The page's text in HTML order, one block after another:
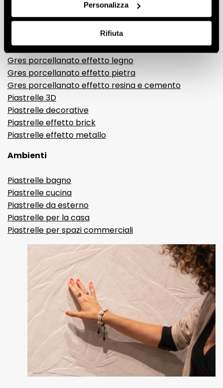
Personalizza
Rifiuta
Effetti
Gres porcellanato effetto marmo
Gres porcellanato effetto legno
Gres porcellanato effetto pietra
Gres porcellanato effetto resina e cemento
Piastrelle 3D
Piastrelle decorative
Piastrelle effetto brick
Piastrelle effetto metallo
Ambienti
Piastrelle bagno
Piastrelle cucina
Piastrelle da esterno
Piastrelle per la casa
Piastrelle per spazi commerciali